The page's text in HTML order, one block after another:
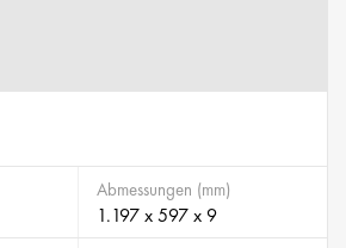
Abmessungen (mm)
1.197 x 597 x 9